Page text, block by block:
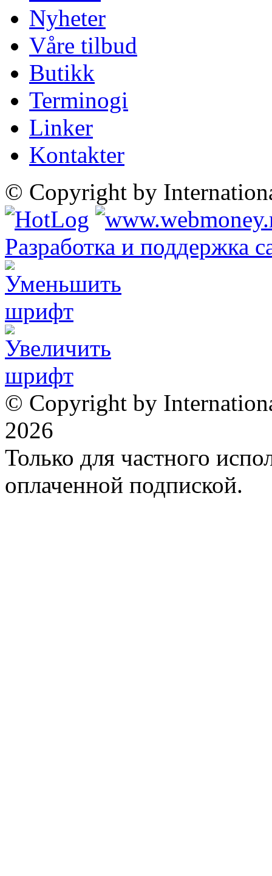
Nyheter
Våre tilbud
Butikk
Terminogi
Linker
Kontakter
© Copyright by
Разработка и поддержка
© Copyright by
2026
Только для частного
оплаченной подпиской.